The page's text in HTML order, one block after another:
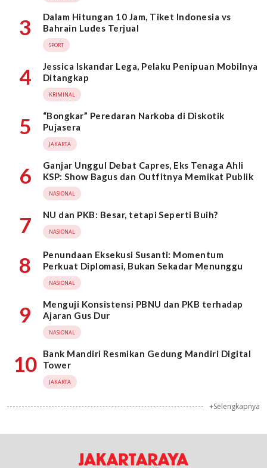
3
Dalam Hitungan 10 Jam, Tiket Indonesia vs
Bahrain Ludes Terjual
SPORT
4
Jessica Iskandar Lega, Pelaku Penipuan Mobilnya
Ditangkap
KRIMINAL
5
“Bongkar” Peredaran Narkoba di Diskotik
Pujasera
JAKARTA
6
Ganjar Unggul Debat Capres, Eks Tenaga Ahli
KSP: Show Bagus dan Outfitnya Memikat Publik
NASIONAL
7 NU dan PKB: Besar, tetapi Seperti Buih?
NASIONAL
8
Penundaan Eksekusi Susanti: Momentum
Perkuat Diplomasi, Bukan Sekadar Menunggu
NASIONAL
9
Menguji Konsistensi PBNU dan PKB terhadap
Ajaran Gus Dur
NASIONAL
10
Bank Mandiri Resmikan Gedung Mandiri Digital
Tower
JAKARTA
+Selengkapnya